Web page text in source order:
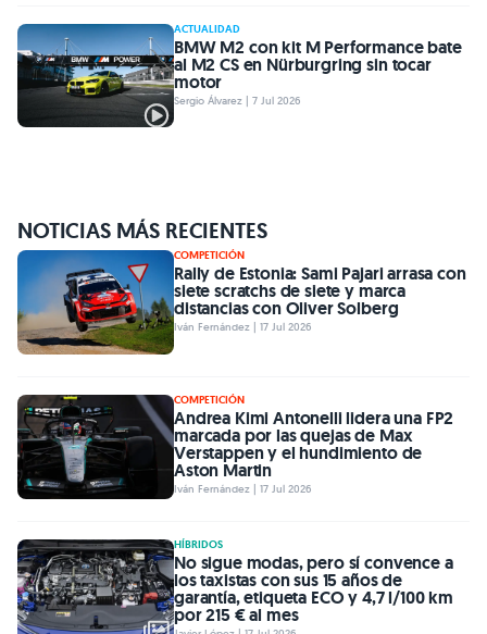
ACTUALIDAD
BMW M2 con kit M Performance bate
al M2 CS en Nürburgring sin tocar
motor
Sergio Álvarez | 7 Jul 2026
NOTICIAS MÁS RECIENTES
COMPETICIÓN
Rally de Estonia: Sami Pajari arrasa con
siete scratchs de siete y marca
distancias con Oliver Solberg
Iván Fernández | 17 Jul 2026
COMPETICIÓN
Andrea Kimi Antonelli lidera una FP2
marcada por las quejas de Max
Verstappen y el hundimiento de
Aston Martin
Iván Fernández | 17 Jul 2026
HÍBRIDOS
No sigue modas, pero sí convence a
los taxistas con sus 15 años de
garantía, etiqueta ECO y 4,7 l/100 km
por 215 € al mes